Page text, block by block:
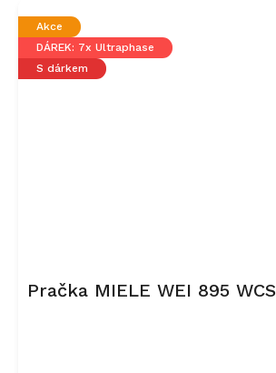
5
hvězdiček.
Akce
DÁREK: 7x Ultraphase
S dárkem
Pračka MIELE WEI 895 WCS